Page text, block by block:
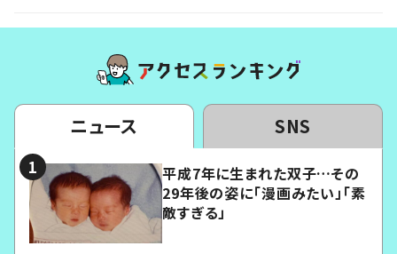
ニュース SNS
平成7年に生まれた双子…その
29年後の姿に「漫画みたい」「素
敵すぎる」